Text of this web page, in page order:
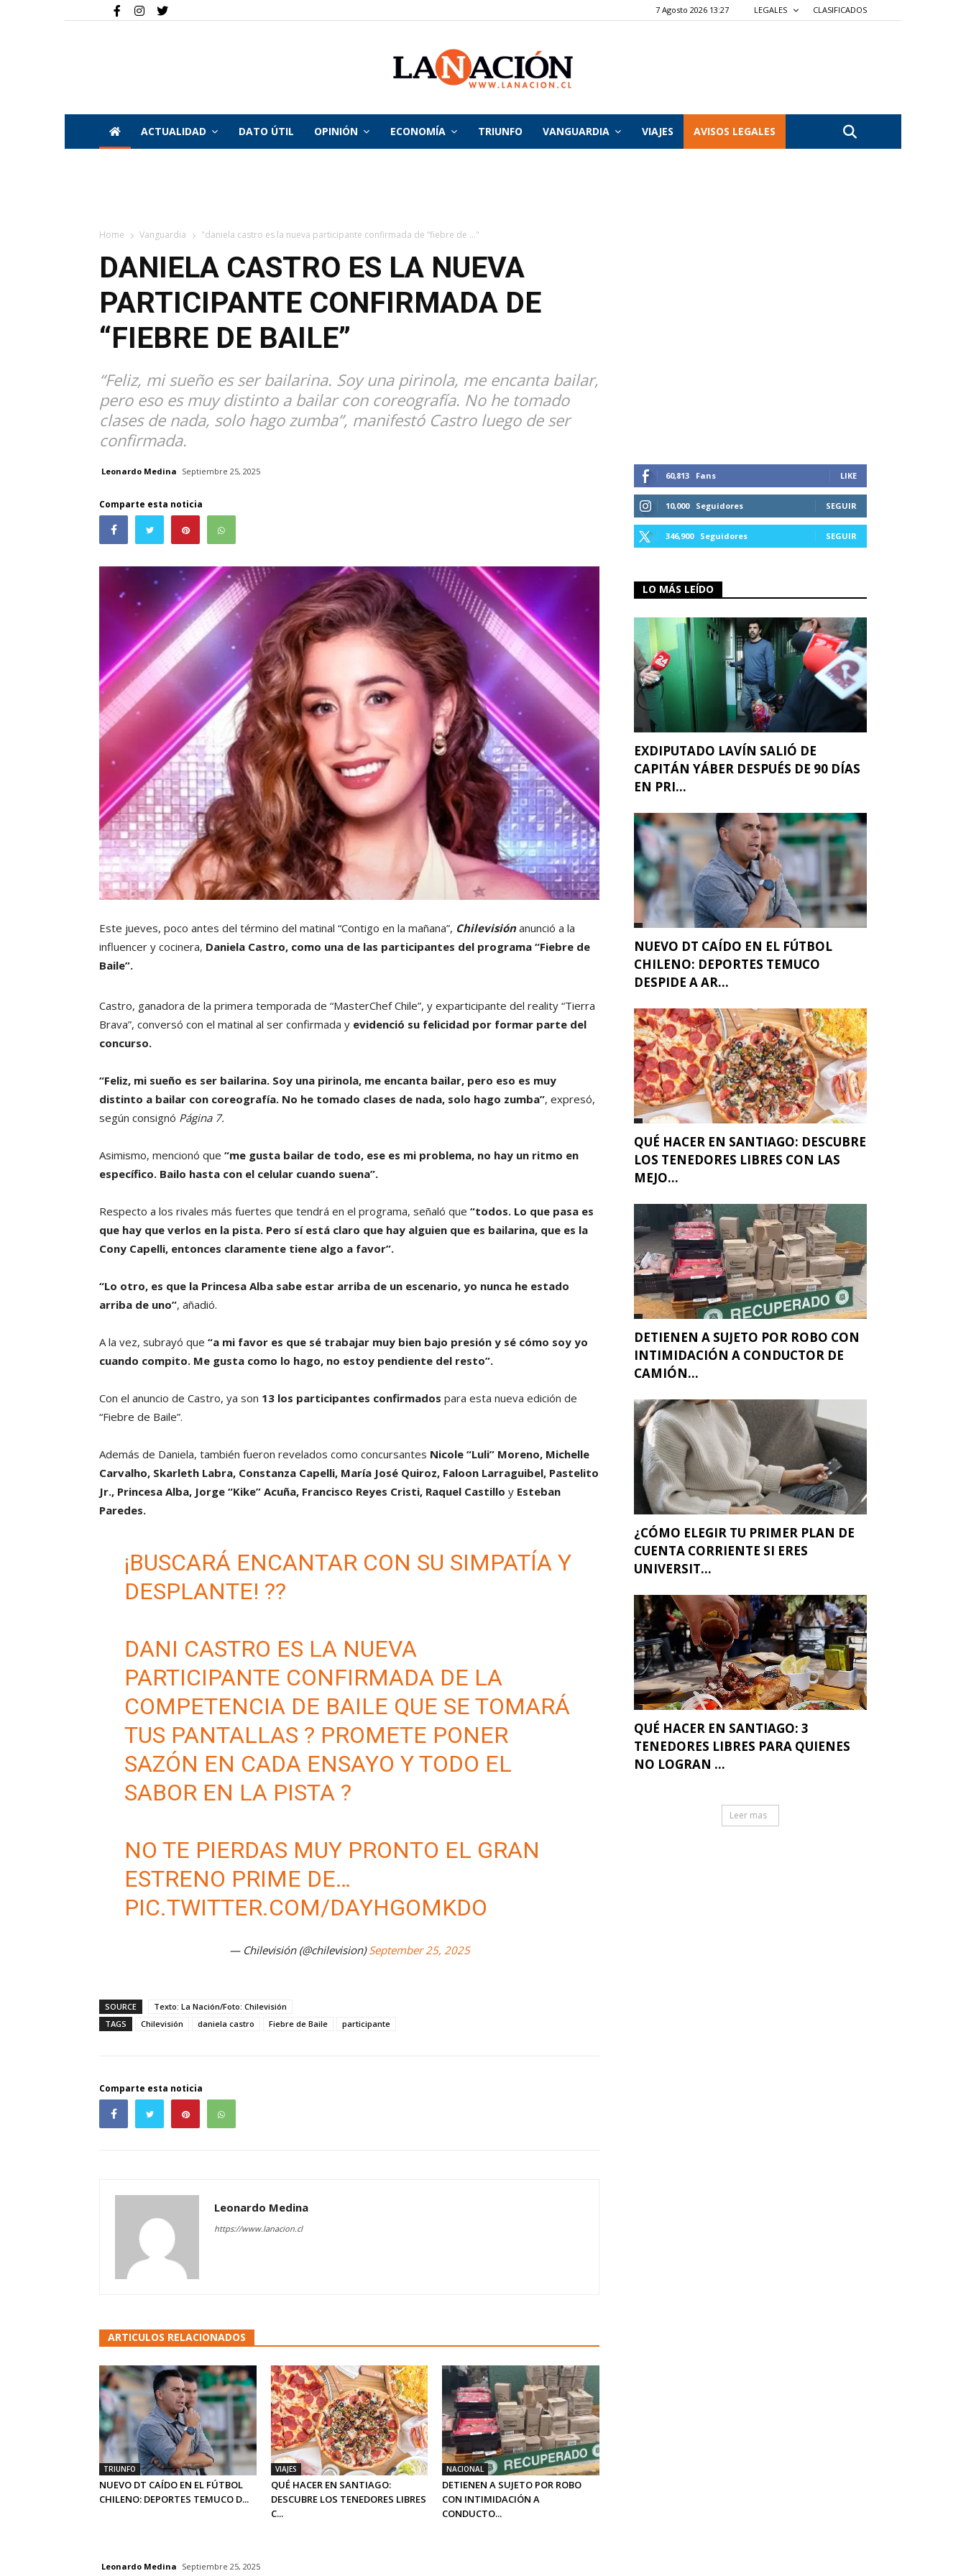
7 Agosto 2026 13:27 LEGALES CLASIFICADOS
La
ACTUALIDAD DATO ÚTIL OPINIÓN ECONOMÍA TRIUNFO VANGUARDIA VIAJES AVISOS LEGALES
Home Vanguardia "daniela castro es la nueva participante confirmada de “fiebre de ..."
DANIELA CASTRO ES LA NUEVA
PARTICIPANTE CONFIRMADA DE
“FIEBRE DE BAILE”
“Feliz, mi sueño es ser bailarina. Soy una pirinola, me encanta bailar,
pero eso es muy distinto a bailar con coreografía. No he tomado
clases de nada, solo hago zumba”, manifestó Castro luego de ser
confirmada.
Leonardo Medina Septiembre 25, 2025
Comparte esta noticia
Este jueves, poco antes del término del matinal “Contigo en la mañana”, Chilevisiónanunció a la
influencer y cocinera, Daniela Castro, como una de las participantes del programa “Fiebre de
Baile”.
Castro, ganadora de la primera temporada de “MasterChef Chile”, y exparticipante del reality “Tierra
Brava”, conversó con el matinal al ser confirmada y evidenció su felicidad por formar parte del
concurso.
“Feliz, mi sueño es ser bailarina. Soy una pirinola, me encanta bailar, pero eso es muy
distinto a bailar con coreografía. No he tomado clases de nada, solo hago zumba”, expresó,
según consignó Página 7.
Asimismo, mencionó que “me gusta bailar de todo, ese es mi problema, no hay un ritmo en
específico. Bailo hasta con el celular cuando suena”.
Respecto a los rivales más fuertes que tendrá en el programa, señaló que “todos. Lo que pasa es
que hay que verlos en la pista. Pero sí está claro que hay alguien que es bailarina, que es la
Cony Capelli, entonces claramente tiene algo a favor”.
“Lo otro, es que la Princesa Alba sabe estar arriba de un escenario, yo nunca he estado
arriba de uno”, añadió.
A la vez, subrayó que “a mi favor es que sé trabajar muy bien bajo presión y sé cómo soy yo
cuando compito. Me gusta como lo hago, no estoy pendiente del resto”.
Con el anuncio de Castro, ya son 13 los participantes confirmados para esta nueva edición de
“Fiebre de Baile”.
Además de Daniela, también fueron revelados como concursantes Nicole “Luli” Moreno, Michelle
Carvalho, Skarleth Labra, Constanza Capelli, María José Quiroz, Faloon Larraguibel, Pastelito
Jr., Princesa Alba, Jorge “Kike” Acuña, Francisco Reyes Cristi, Raquel Castillo y Esteban
Paredes.
¡BUSCARÁ ENCANTAR CON SU SIMPATÍA Y
DESPLANTE! ??
DANI CASTRO ES LA NUEVA
PARTICIPANTE CONFIRMADA DE LA
COMPETENCIA DE BAILE QUE SE TOMARÁ
TUS PANTALLAS ? PROMETE PONER
SAZÓN EN CADA ENSAYO Y TODO EL
SABOR EN LA PISTA ?
NO TE PIERDAS MUY PRONTO EL GRAN
ESTRENO PRIME DE…
PIC.TWITTER.COM/DAYHGOMKDO
— Chilevisión (@chilevision)September 25, 2025
SOURCE
Texto: La Nación/Foto: Chilevisión
TAGS
Chilevisión daniela castro Fiebre de Baile participante
Comparte esta noticia
Leonardo Medina
https://www.lanacion.cl
ARTICULOS RELACIONADOS
TRIUNFO
NUEVO DT CAÍDO EN EL FÚTBOL
CHILENO: DEPORTES TEMUCO D...
VIAJES
QUÉ HACER EN SANTIAGO:
DESCUBRE LOS TENEDORES LIBRES
C...
NACIONAL
DETIENEN A SUJETO POR ROBO
CON INTIMIDACIÓN A
CONDUCTO...
60,813 Fans LIKE
10,000 Seguidores SEGUIR
346,900 Seguidores SEGUIR
LO MÁS LEÍDO
EXDIPUTADO LAVÍN SALIÓ DE
CAPITÁN YÁBER DESPUÉS DE 90 DÍAS
EN PRI...
NUEVO DT CAÍDO EN EL FÚTBOL
CHILENO: DEPORTES TEMUCO
DESPIDE A AR...
QUÉ HACER EN SANTIAGO: DESCUBRE
LOS TENEDORES LIBRES CON LAS
MEJO...
DETIENEN A SUJETO POR ROBO CON
INTIMIDACIÓN A CONDUCTOR DE
CAMIÓN...
¿CÓMO ELEGIR TU PRIMER PLAN DE
CUENTA CORRIENTE SI ERES
UNIVERSIT...
QUÉ HACER EN SANTIAGO: 3
TENEDORES LIBRES PARA QUIENES
NO LOGRAN ...
Leer mas
Leonardo Medina Septiembre 25, 2025